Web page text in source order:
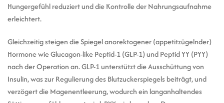
Hungergefühl reduziert und die Kontrolle der Nahrungsaufnahme
erleichtert.
Gleichzeitig steigen die Spiegel anorektogener (appetitzügelnder)
Hormone wie Glucagon-like Peptid-1 (GLP-1) und Peptid YY (PYY)
nach der Operation an. GLP-1 unterstützt die Ausschüttung von
Insulin, was zur Regulierung des Blutzuckerspiegels beiträgt, und
verzögert die Magenentleerung, wodurch ein langanhaltendes